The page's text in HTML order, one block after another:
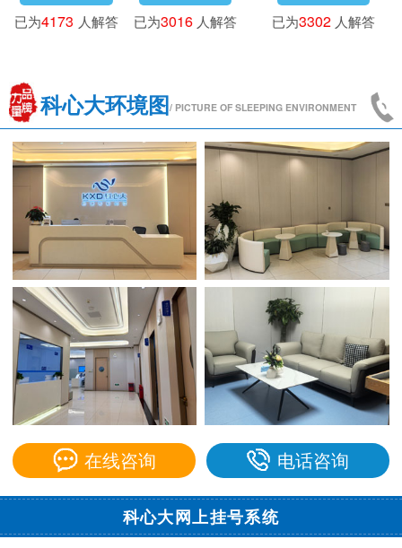
已为3718 人解答 已为4173人解答 已为3016人解答
科心大环境图/ PICTURE OF SLEEPING ENVIRONMENT
在线咨询 电话咨询
科心大网上挂号系统